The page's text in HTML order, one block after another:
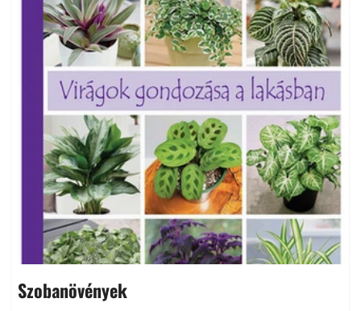
Szobanövények